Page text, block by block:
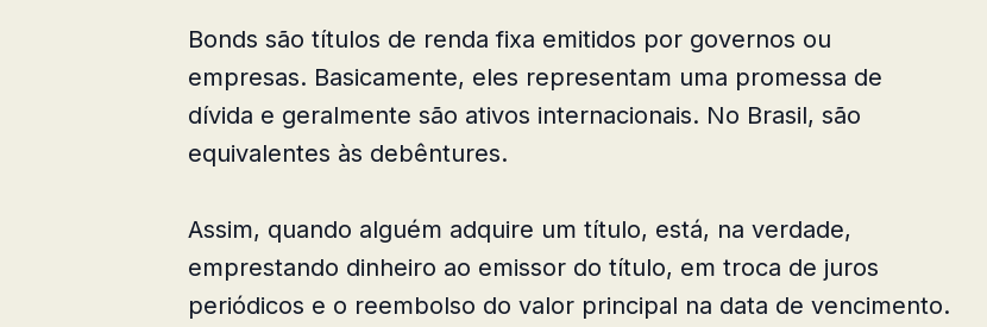
Bonds são títulos de renda fixa emitidos por governos ou
empresas. Basicamente, eles representam uma promessa de
dívida e geralmente são ativos internacionais. No Brasil, são
equivalentes às debêntures.
Assim, quando alguém adquire um título, está, na verdade,
emprestando dinheiro ao emissor do título, em troca de juros
periódicos e o reembolso do valor principal na data de vencimento.